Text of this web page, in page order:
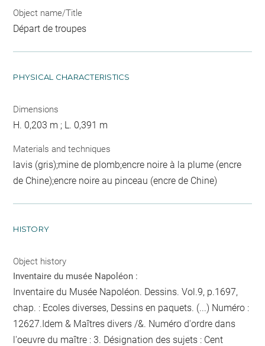
Object name/Title
Départ de troupes
PHYSICAL CHARACTERISTICS
Dimensions
H. 0,203 m ; L. 0,391 m
Materials and techniques
lavis (gris);mine de plomb;encre noire à la plume (encre
de Chine);encre noire au pinceau (encre de Chine)
HISTORY
Object history
Inventaire du musée Napoléon :
Inventaire du Musée Napoléon. Dessins. Vol.9, p.1697,
chap. : Ecoles diverses, Dessins en paquets. (...) Numéro :
12627.Idem & Maîtres divers /&. Numéro d'ordre dans
l'oeuvre du maître : 3. Désignation des sujets : Cent